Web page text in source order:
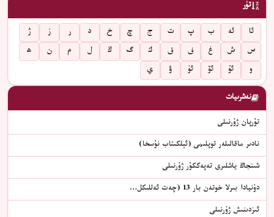
تۈر
ئا ئە ب پ ت ج چ خ د ر ز
ژ
س
ش غ ف ق ك گ ڭ ل م ن
ھ
و
ئۇ ئۆ ئۈ ۋ ي
نەشرىيات
تۇرپان ژۇرنىلى
نادىر ماقالىلەر توپلىمى (ئېلكىتاب نۇسخا)
شىنجاڭ ياشلىرى تەپەككۇر ژۇرنىلى
دۇنيادا بىرلا خوتەن بار 13 (چەت ئەللىكل…
ئىزدىنىش ژۇرنىلى